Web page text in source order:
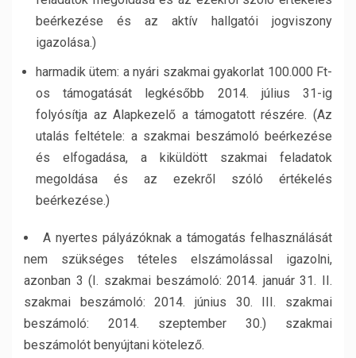
beérkezése és az aktív hallgatói jogviszony
igazolása.)
harmadik ütem: a nyári szakmai gyakorlat 100.000 Ft-
os támogatását legkésőbb 2014. július 31-ig
folyósítja az Alapkezelő a támogatott részére. (Az
utalás feltétele: a szakmai beszámoló beérkezése
és elfogadása, a kiküldött szakmai feladatok
megoldása és az ezekről szóló értékelés
beérkezése.)
A nyertes pályázóknak a támogatás felhasználását
nem szükséges tételes elszámolással igazolni,
azonban 3 (I. szakmai beszámoló: 2014. január 31. II.
szakmai beszámoló: 2014. június 30. III. szakmai
beszámoló: 2014. szeptember 30.) szakmai
beszámolót benyújtani kötelező.